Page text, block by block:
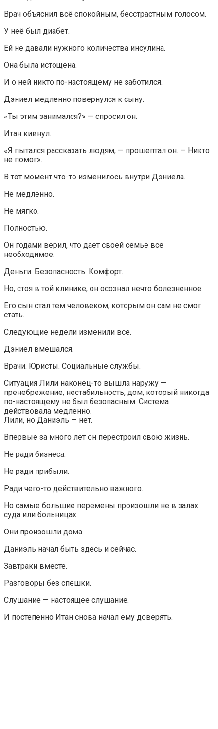
Врач объяснил всё спокойным, бесстрастным голосом.
У неё был диабет.
Ей не давали нужного количества инсулина.
Она была истощена.
И о ней никто по-настоящему не заботился.
Дэниел медленно повернулся к сыну.
«Ты этим занимался?» — спросил он.
Итан кивнул.
«Я пытался рассказать людям, — прошептал он. — Никто
не помог».
В тот момент что-то изменилось внутри Дэниела.
Не медленно.
Не мягко.
Полностью.
Он годами верил, что дает своей семье все
необходимое.
Деньги. Безопасность. Комфорт.
Но, стоя в той клинике, он осознал нечто болезненное:
Его сын стал тем человеком, которым он сам не смог
стать.
Следующие недели изменили все.
Дэниел вмешался.
Врачи. Юристы. Социальные службы.
Ситуация Лили наконец-то вышла наружу —
пренебрежение, нестабильность, дом, который никогда
по-настоящему не был безопасным. Система
действовала медленно.
Лили, но Даниэль — нет.
Впервые за много лет он перестроил свою жизнь.
Не ради бизнеса.
Не ради прибыли.
Ради чего-то действительно важного.
Но самые большие перемены произошли не в залах
суда или больницах.
Они произошли дома.
Даниэль начал быть здесь и сейчас.
Завтраки вместе.
Разговоры без спешки.
Слушание — настоящее слушание.
И постепенно Итан снова начал ему доверять.